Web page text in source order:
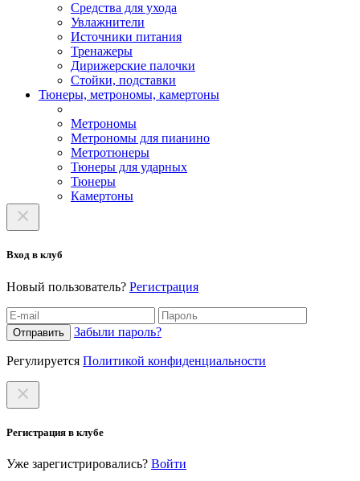
Средства для ухода
Увлажнители
Источники питания
Тренажеры
Дирижерские палочки
Стойки, подставки
Тюнеры, метрономы, камертоны
Метрономы
Метрономы для пианино
Метротюнеры
Тюнеры для ударных
Тюнеры
Камертоны
Вход в клуб
Новый пользователь? Регистрация
Отправить Забыли пароль?
Регулируется Политикой конфиденциальности
Регистрация в клубе
Уже зарегистрировались? Войти